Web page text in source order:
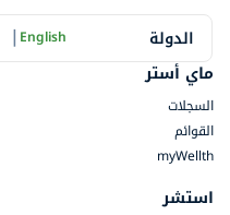
الدولة |English
ماي أستر
السجلات
القوائم
myWellth
استشر